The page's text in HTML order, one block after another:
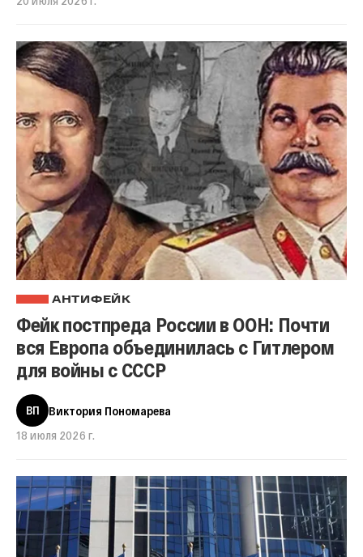
АНТИФЕЙК
Фейк постпреда России в ООН: Почти
вся Европа объединилась с Гитлером
для войны с СССР
ВП
Виктория Пономарева
18 июля 2026 г.